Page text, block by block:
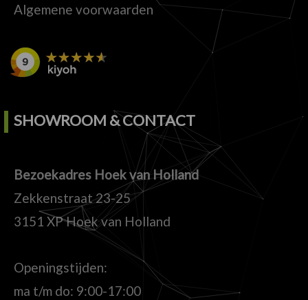
Algemene voorwaarden
SHOWROOM & CONTACT
Bezoekadres Hoek van Holland
Zekkenstraat 23-25
3151 XP Hoek van Holland
Openingstijden:
ma t/m do: 9:00-17:00